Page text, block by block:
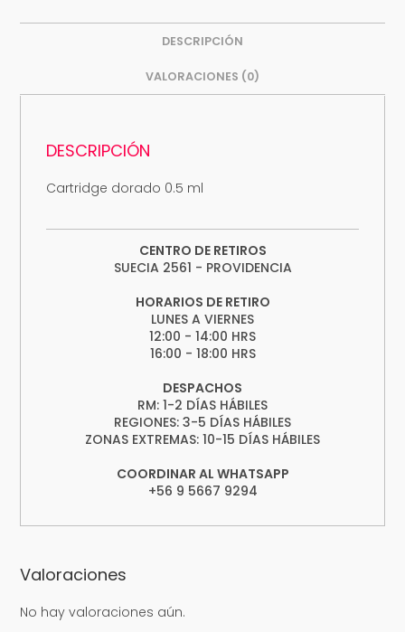
DESCRIPCIÓN
VALORACIONES (0)
DESCRIPCIÓN
Cartridge dorado 0.5 ml
CENTRO DE RETIROS
SUECIA 2561 - PROVIDENCIA
HORARIOS DE RETIRO
LUNES A VIERNES
12:00 - 14:00 HRS
16:00 - 18:00 HRS
DESPACHOS
RM: 1-2 DÍAS HÁBILES
REGIONES: 3-5 DÍAS HÁBILES
ZONAS EXTREMAS: 10-15 DÍAS HÁBILES
COORDINAR AL WHATSAPP
+56 9 5667 9294
Valoraciones
No hay valoraciones aún.